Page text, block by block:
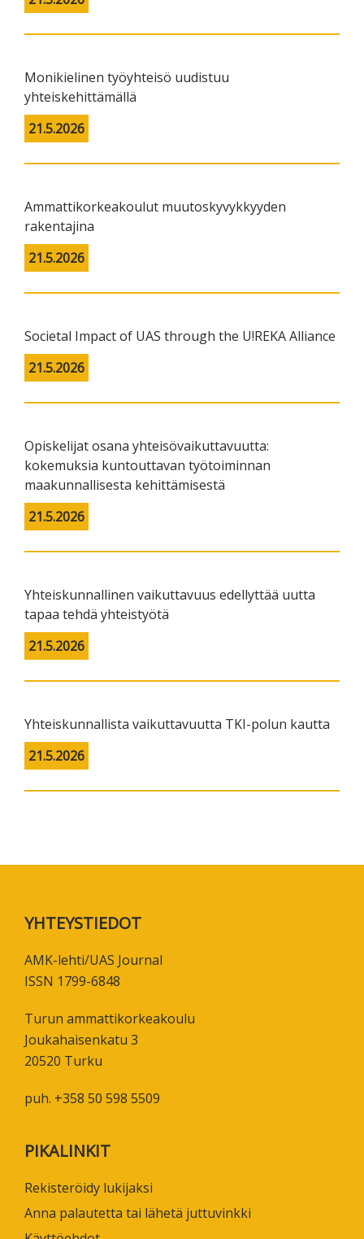
Monikielinen työyhteisö uudistuu
yhteiskehittämällä
21.5.2026
Ammattikorkeakoulut muutoskyvykkyyden
rakentajina
21.5.2026
Societal Impact of UAS through the U!REKA Alliance
21.5.2026
Opiskelijat osana yhteisövaikuttavuutta:
kokemuksia kuntouttavan työtoiminnan
maakunnallisesta kehittämisestä
21.5.2026
Yhteiskunnallinen vaikuttavuus edellyttää uutta
tapaa tehdä yhteistyötä
21.5.2026
Yhteiskunnallista vaikuttavuutta TKI-polun kautta
21.5.2026
Footer
YHTEYSTIEDOT
AMK-lehti/UAS Journal
ISSN 1799-6848
Turun ammattikorkeakoulu
Joukahaisenkatu 3
20520 Turku
puh. +358 50 598 5509
PIKALINKIT
Rekisteröidy lukijaksi
Anna palautetta tai lähetä juttuvinkki